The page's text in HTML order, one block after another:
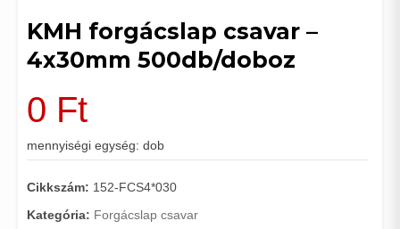
KMH forgácslap csavar –
4x30mm 500db/doboz
0 Ft
mennyiségi egység: dob
Cikkszám: 152-FCS4*030
Kategória: Forgácslap csavar